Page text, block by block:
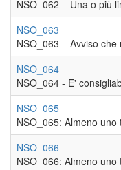
NSO_062 – Una o più
NSO_063
NSO_063 – Avviso
NSO_064
NSO_064 - E'
NSO_065
NSO_065: Almeno
NSO_066
NSO_066: Almeno uno